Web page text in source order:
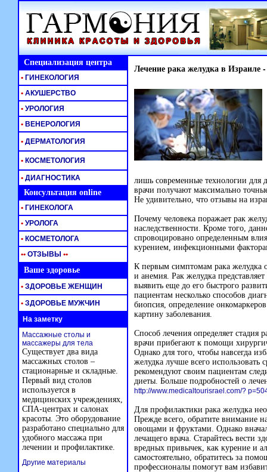
Специализация центра Лечение рака желудка в Израиле
лишь современные технологии для
врачи получают максимально
Не удивительно, что отзывы на
Почему человека поражает рак
наследственности. Кроме того,
спровоцировано определенным
курением, инфекционными
К первым симптомам рака желудка
и анемия. Рак желудка
выявить еще до его быстрого
пациентам несколько способов
биопсия, определение
картину заболевания.
Способ лечения определяет стадия
врачи прибегают к помощи
Однако для того, чтобы навсегда
желудка лучше всего использовать
рекомендуют своим пациентам
диеты. Больше подробностей о
http://www.medicaltourisrael.com/?
Для профилактики рака желудка
Прежде всего, обратите внимание
овощами и фруктами. Однако
лечащего врача. Старайтесь вести
вредных привычек, как курение и
самостоятельно, обратитесь за
профессионалы помогут вам
• ГИНЕКОЛОГИЯ
• АКУШЕРСТВО
• УРОЛОГИЯ
• ВЕНЕРОЛОГИЯ
• ДЕРМАТОЛОГИЯ
• КОСМЕТОЛОГИЯ
• ДИАГНОСТИКА
Консультация online
• ГИНЕКОЛОГА
• УРОЛОГА
• КОСМЕТОЛОГА
•• ОТЗЫВЫ ••
Ваше здоровье
• ЗДОРОВЬЕ ЖЕНЩИН
• ЗДОРОВЬЕ МУЖЧИН
На заметку
Массажные столы и
массажеры для тела
Существует два вида
массажных столов –
стационарные и складные.
Первый вид столов
используется в
медицинских учреждениях,
СПА-центрах и салонах
красоты. Это оборудование
разработано специально для
удобного массажа при
лечении и профилактике.
Другие материалы